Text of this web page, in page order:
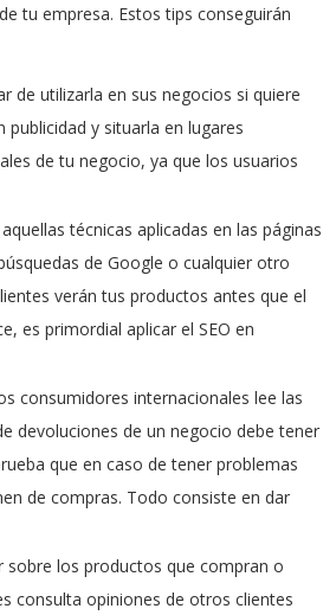
tu empresa. Estos tips conseguirán
de utilizarla en sus negocios si quiere
y situarla en lugares
de tu negocio, ya que los usuarios
técnicas aplicadas en las páginas
de Google o cualquier otro
verán tus productos antes que el
es primordial aplicar el SEO en
consumidores internacionales lee las
devoluciones de un negocio debe tener
que en caso de tener problemas
de compras. Todo consiste en dar
sobre los productos que compran o
consulta opiniones de otros clientes